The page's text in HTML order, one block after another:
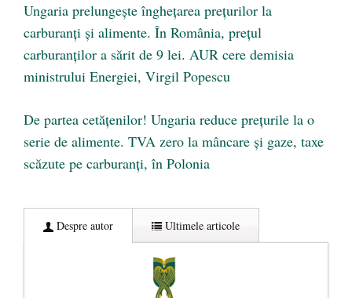
Ungaria prelungește înghețarea prețurilor la
carburanți și alimente. În România, prețul
carburanților a sărit de 9 lei. AUR cere demisia
ministrului Energiei, Virgil Popescu
De partea cetățenilor! Ungaria reduce preţurile la o
serie de alimente. TVA zero la mâncare și gaze, taxe
scăzute pe carburanți, în Polonia
Despre autor Ultimele articole